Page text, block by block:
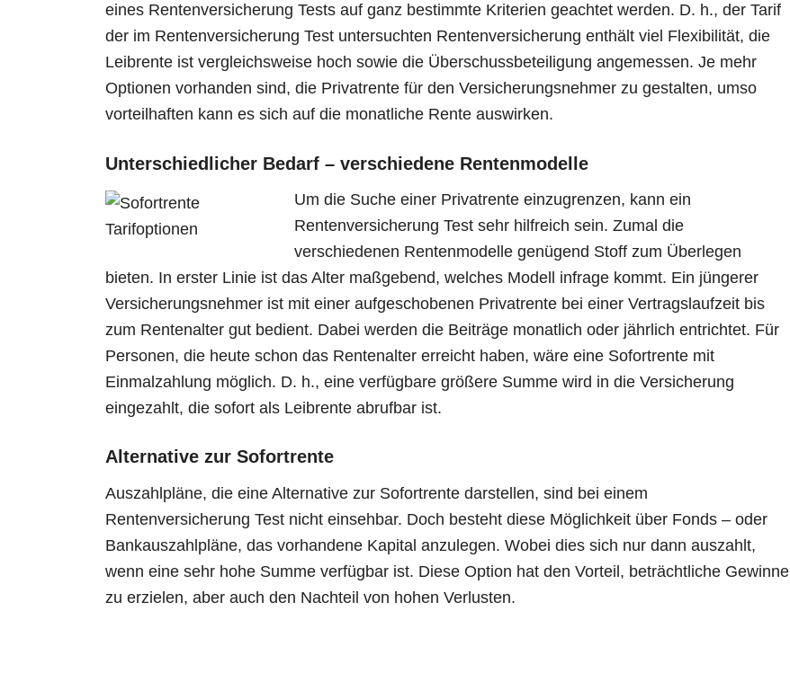
eines Rentenversicherung Tests auf ganz bestimmte Kriterien geachtet werden. D. h., der Tarif
der im Rentenversicherung Test untersuchten Rentenversicherung enthält viel Flexibilität, die
Leibrente ist vergleichsweise hoch sowie die Überschussbeteiligung angemessen. Je mehr
Optionen vorhanden sind, die Privatrente für den Versicherungsnehmer zu gestalten, umso
vorteilhaften kann es sich auf die monatliche Rente auswirken.
Unterschiedlicher Bedarf – verschiedene Rentenmodelle
Um die Suche einer Privatrente einzugrenzen, kann ein
Rentenversicherung Test sehr hilfreich sein. Zumal die
verschiedenen Rentenmodelle genügend Stoff zum Überlegen
bieten. In erster Linie ist das Alter maßgebend, welches Modell infrage kommt. Ein jüngerer
Versicherungsnehmer ist mit einer aufgeschobenen Privatrente bei einer Vertragslaufzeit bis
zum Rentenalter gut bedient. Dabei werden die Beiträge monatlich oder jährlich entrichtet. Für
Personen, die heute schon das Rentenalter erreicht haben, wäre eine Sofortrente mit
Einmalzahlung möglich. D. h., eine verfügbare größere Summe wird in die Versicherung
eingezahlt, die sofort als Leibrente abrufbar ist.
Alternative zur Sofortrente
Auszahlpläne, die eine Alternative zur Sofortrente darstellen, sind bei einem
Rentenversicherung Test nicht einsehbar. Doch besteht diese Möglichkeit über Fonds – oder
Bankauszahlpläne, das vorhandene Kapital anzulegen. Wobei dies sich nur dann auszahlt,
wenn eine sehr hohe Summe verfügbar ist. Diese Option hat den Vorteil, beträchtliche Gewinne
zu erzielen, aber auch den Nachteil von hohen Verlusten.